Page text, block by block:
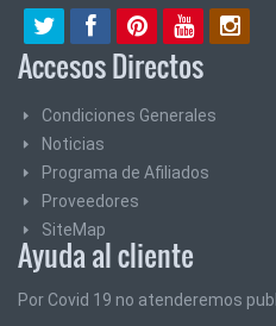
Accesos Directos
Condiciones Generales
Noticias
Programa de Afiliados
Proveedores
SiteMap
Ayuda al cliente
Por Covid 19 no atenderemos